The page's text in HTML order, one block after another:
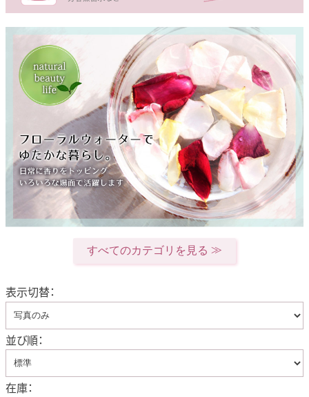
すべてのカテゴリを見る
表示切替：
並び順：
在庫：